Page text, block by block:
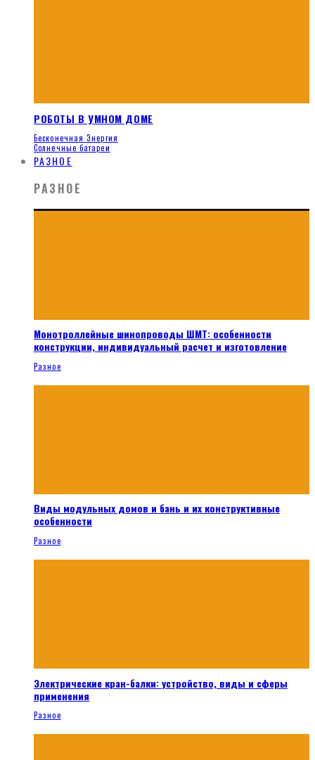
РОБОТЫ В УМНОМ ДОМЕ
Бесконечная Энергия
Солнечные батареи
РАЗНОЕ
РАЗНОЕ
Монотроллейные шинопроводы ШМТ: особенности
конструкции, индивидуальный расчет и изготовление
Разное
Виды модульных домов и бань и их конструктивные
особенности
Разное
Электрические кран-балки: устройство, виды и сферы
применения
Разное